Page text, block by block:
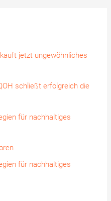
jetzt ungewöhnliches
schließt erfolgreich die
für nachhaltiges
für nachhaltiges